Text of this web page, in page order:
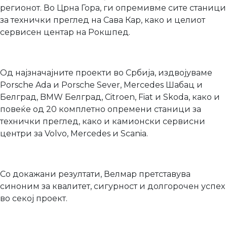
регионот. Во Црна Гора, ги опремивме сите станици
за технички преглед на Сава Кар, како и целиот
сервисен центар на Рокшпед.
Од најзначајните проекти во Србија, издвојуваме
Porsche Ada и Porsche Sever, Mercedes Шабац и
Белград, BMW Белград, Citroen, Fiat и Skoda, како и
повеќе од 20 комплетно опремени станици за
технички преглед, како и камионски сервисни
центри за Volvo, Mercedes и Scania.
Со докажани резултати, Велмар претставува
синоним за квалитет, сигурност и долгорочен успех
во секој проект.